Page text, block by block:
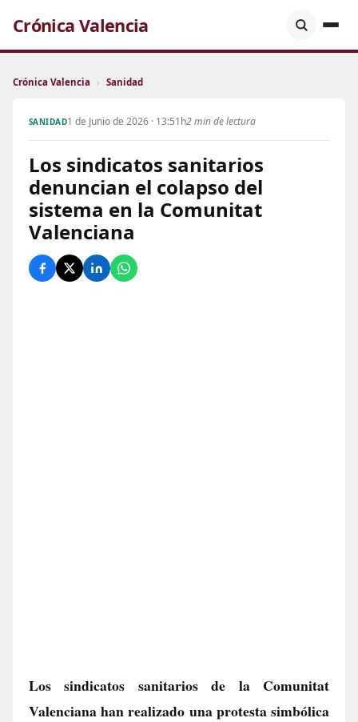
Crónica Valencia
Crónica Valencia › Sanidad
SANIDAD1 de Junio de 2026 · 13:51h2 min de lectura
Los sindicatos sanitarios
denuncian el colapso del
sistema en la Comunitat
Valenciana
Los sindicatos sanitarios de la Comunitat
Valenciana han realizado una protesta simbólica